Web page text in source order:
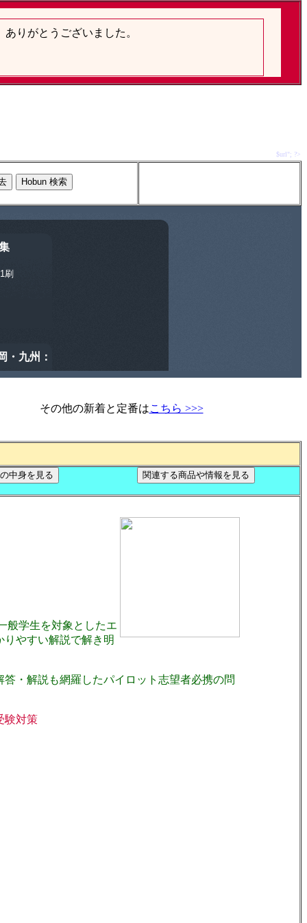
$url"; ?>
その他の新着と定番はこちら >>>
般学生を対象としたエ
やすい解説で解き明
・解説も網羅したパイロット志望者必携の問
験対策